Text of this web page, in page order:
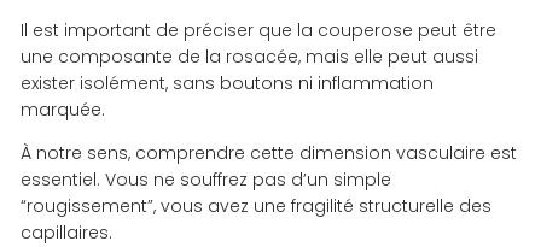
Il est important de préciser que la couperose peut être
une composante de la rosacée, mais elle peut aussi
exister isolément, sans boutons ni inflammation
marquée.
À notre sens, comprendre cette dimension vasculaire est
essentiel. Vous ne souffrez pas d’un simple
“rougissement”, vous avez une fragilité structurelle des
capillaires.